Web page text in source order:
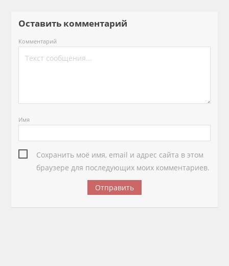
Оставить комментарий
Комментарий
Имя
Сохранить моё имя, email и адрес сайта в этом
браузере для последующих моих комментариев.